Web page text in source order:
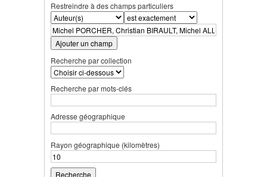
Restreindre à des champs particuliers
Ajouter un champ
Recherche par collection
Recherche par mots-clés
Adresse géographique
Rayon géographique (kilomètres)